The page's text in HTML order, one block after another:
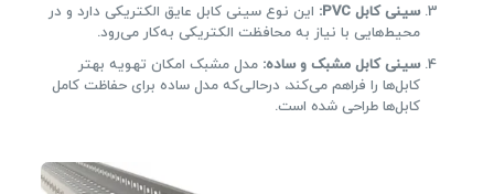
سینی کابلPVC:
این نوع سینی کابل عایق الکتریکی دارد و در
محیط‌هایی با نیاز به محافظت الکتریکی به‌کار می‌رود.
سینی کابل مشبک و ساده: مدل مشبک امکان تهویه بهتر
کابل‌ها را فراهم می‌کند، درحالی‌که مدل ساده برای حفاظت کامل
کابل‌ها طراحی شده است.